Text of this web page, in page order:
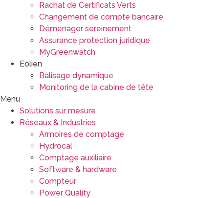
Rachat de Certificats Verts
Changement de compte bancaire
Déménager sereinement
Assurance protection juridique
MyGreenwatch
Eolien
Balisage dynamique
Monitoring de la cabine de tête
Menu
Solutions sur mesure
Réseaux & Industries
Armoires de comptage
Hydrocal
Comptage auxiliaire
Software & hardware
Compteur
Power Quality